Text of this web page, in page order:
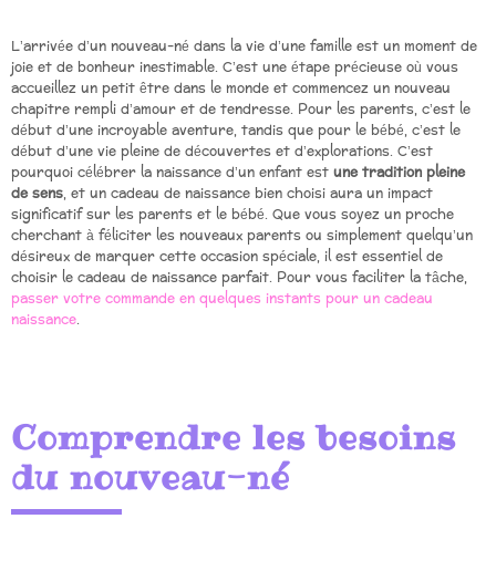
L’arrivée d’un nouveau-né dans la vie d’une famille est un moment de
joie et de bonheur inestimable. C’est une étape précieuse où vous
accueillez un petit être dans le monde et commencez un nouveau
chapitre rempli d’amour et de tendresse. Pour les parents, c’est le
début d’une incroyable aventure, tandis que pour le bébé, c’est le
début d’une vie pleine de découvertes et d’explorations. C’est
pourquoi célébrer la naissance d’un enfant estune tradition pleine
de sens, et un cadeau de naissance bien choisi aura un impact
significatif sur les parents et le bébé. Que vous soyez un proche
cherchant à féliciter les nouveaux parents ou simplement quelqu’un
désireux de marquer cette occasion spéciale, il est essentiel de
choisir le cadeau de naissance parfait. Pour vous faciliter la tâche,
passer votre commande en quelques instants pour un cadeau
naissance.
Comprendre les besoins
du nouveau-né